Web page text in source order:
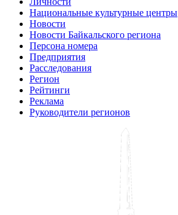
Национальные культурные центры
Новости
Новости Байкальского региона
Персона номера
Предприятия
Расследования
Регион
Рейтинги
Реклама
Руководители регионов